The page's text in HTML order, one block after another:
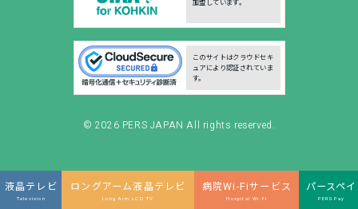
加盟しています。
このサイトはクラウドセキ
ュアにより認証されていま
す。
© 2026 PERS JAPANAll rights reserved.
液晶テレビ
Television
ロングアーム液晶テレビ
Long Arm LCD TV
病院Wi-Fiサービス
Hospital Wi-Fi
パースペイ
PERSPay